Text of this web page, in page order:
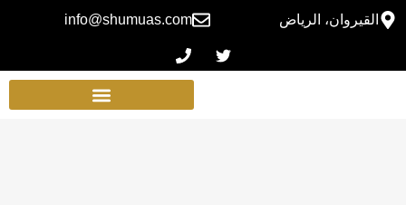
القيروان، الرياض info@shumuas.com